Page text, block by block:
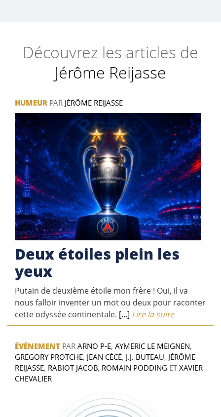
Découvrez les articles de
Jérôme Reijasse
HUMEUR PAR JÉRÔME REIJASSE
Deux étoiles plein les
yeux
Putain de deuxième étoile mon frère ! Oui, il va
nous falloir inventer un mot ou deux pour raconter
cette odyssée continentale. [...] Lire la suite
ÉVÉNEMENT PAR ARNO P-E, AYMERIC LE MEIGNEN,
GREGORY PROTCHE, JEAN CÉCÉ, J.J. BUTEAU, JÉRÔME
REIJASSE, RABIOT JACOB, ROMAIN PODDING ETXAVIER
CHEVALIER